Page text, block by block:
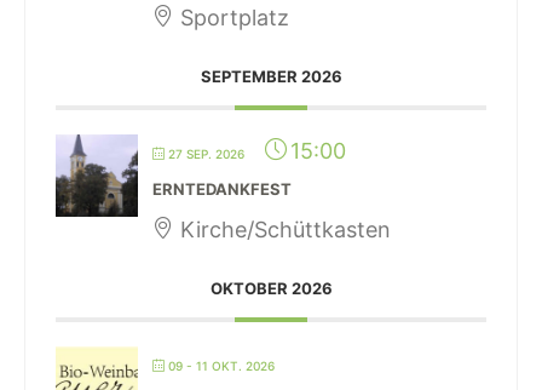
Sportplatz
SEPTEMBER 2026
27 SEP. 2026 15:00
ERNTEDANKFEST
Kirche/Schüttkasten
OKTOBER 2026
09 - 11 OKT. 2026